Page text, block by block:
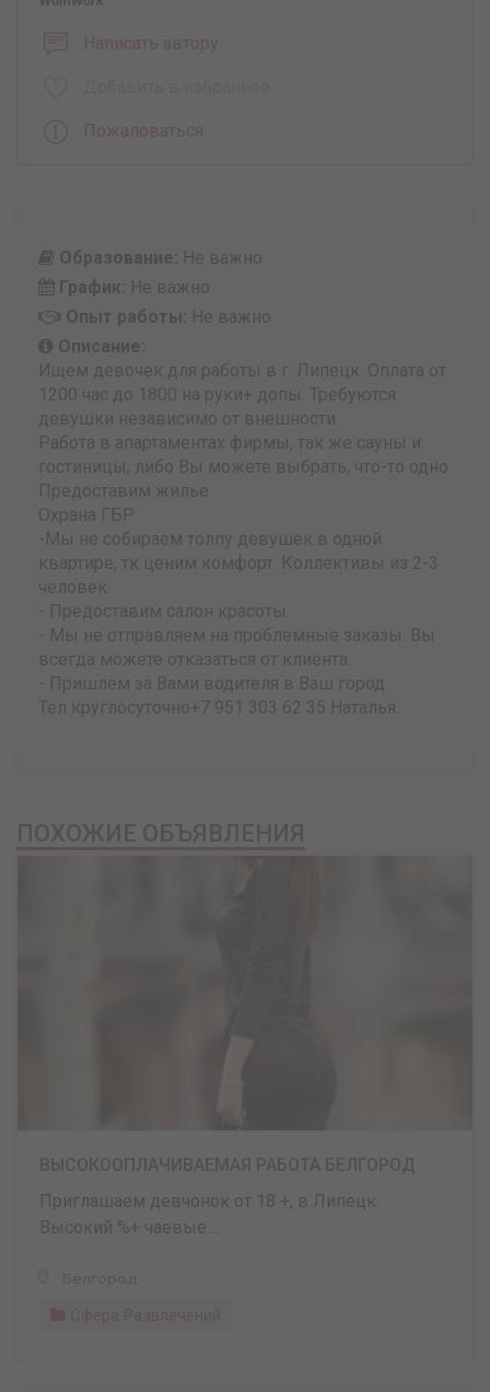
Написать автору
Пожаловаться
Образование: Не важно
График: Не важно
Опыт работы: Не важно
Описание:
Ищем девочек для работы в г. Липецк. Оплата от
1200 час до 1800 на руки+ допы. Требуются
девушки независимо от внешности.
Работа в апартаментах фирмы, так же сауны и
гостиницы, либо Вы можете выбрать, что-то одно.
Предоставим жилье.
Охрана ГБР.
-Мы не собираем толпу девушек в одной
квартире, тк ценим комфорт. Коллективы из 2-3
человек.
- Предоставим салон красоты.
- Мы не отправляем на проблемные заказы. Вы
всегда можете отказаться от клиента.
- Пришлем за Вами водителя в Ваш город.
Тел круглосуточно+7 951 303 62 35 Наталья.
Приглашаем девчонок от 18 +, в Липецк.
Высокий %+ чаевые ...
Белгород
Сфера Развлечений